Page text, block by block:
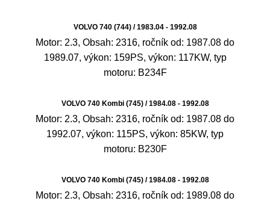
VOLVO 740 (744) / 1983.04 - 1992.08
Motor: 2.3, Obsah: 2316, ročník od: 1987.08 do
1989.07, výkon: 159PS, výkon: 117KW, typ
motoru: B234F
VOLVO 740 Kombi (745) / 1984.08 - 1992.08
Motor: 2.3, Obsah: 2316, ročník od: 1987.08 do
1992.07, výkon: 115PS, výkon: 85KW, typ
motoru: B230F
VOLVO 740 Kombi (745) / 1984.08 - 1992.08
Motor: 2.3, Obsah: 2316, ročník od: 1989.08 do